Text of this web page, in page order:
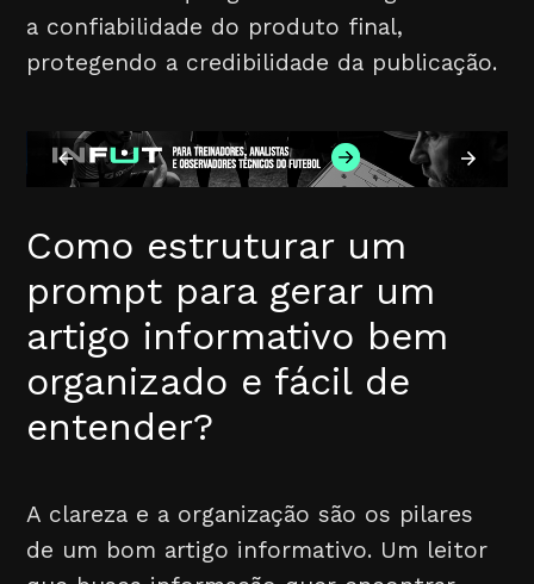
a confiabilidade do produto final,
protegendo a credibilidade da publicação.
Como estruturar um
prompt para gerar um
artigo informativo bem
organizado e fácil de
entender?
A clareza e a organização são os pilares
de um bom artigo informativo. Um leitor